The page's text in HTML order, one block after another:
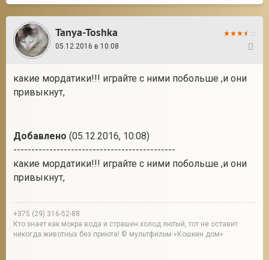
Tanya-Toshka
05.12.2016 в 10:08
какие мордатики!!! играйте с ними побольше ,и они
привыкнут,
Добавлено (05.12.2016, 10:08)
---------------------------------------------
какие мордатики!!! играйте с ними побольше ,и они
привыкнут,
+375 (29) 316-52-88
Кто знает как мокра вода и страшен холод лютый, тот не оставит
никогда животных без приюта! © мультфильм «Кошкин дом»